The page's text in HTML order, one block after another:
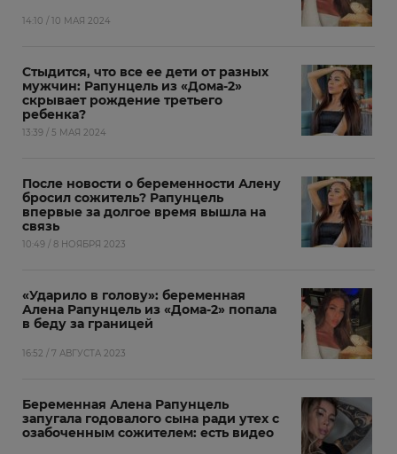
14:10 / 10 МАЯ 2024
Стыдится, что все ее дети от разных
мужчин: Рапунцель из «Дома-2»
скрывает рождение третьего
ребенка?
13:39 / 5 МАЯ 2024
После новости о беременности Алену
бросил сожитель? Рапунцель
впервые за долгое время вышла на
связь
10:49 / 8 НОЯБРЯ 2023
«Ударило в голову»: беременная
Алена Рапунцель из «Дома-2» попала
в беду за границей
16:52 / 7 АВГУСТА 2023
Беременная Алена Рапунцель
запугала годовалого сына ради утех с
озабоченным сожителем: есть видео